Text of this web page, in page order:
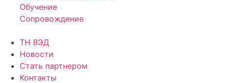
Обучение
Сопровождение
ТН ВЭД
Новости
Стать партнером
Контакты